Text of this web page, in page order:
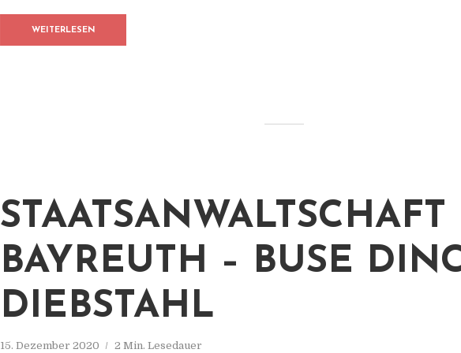
WEITERLESEN
STAATSANWALTSCHAFT
BAYREUTH – BUSE
DIEBSTAHL
15. Dezember 2020 2 Min. Lesedauer